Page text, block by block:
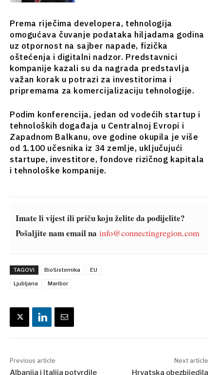
Vijesti
Događaji
O
kulturi
Sport
Lifestyle
Putovanja
i piće
Magazin
Subscribe
Događaji
O kulturi
Sport
Lifestyle
Putovanja
Hrana i
Magazin
Western
Balkans
2030
Prema riječima developera, tehnologija
omogućava čuvanje podataka hiljadama godina
uz otpornost na sajber napade, fizička
oštećenja i digitalni nadzor. Predstavnici
kompanije kazali su da nagrada predstavlja
važan korak u potrazi za investitorima i
pripremama za komercijalizaciju tehnologije.
Podim konferencija, jedan od vodećih startup i
tehnoloških događaja u Centralnoj Evropi i
Zapadnom Balkanu, ove godine okupila je više
od 1.100 učesnika iz 34 zemlje, uključujući
startupe, investitore, fondove rizičnog kapitala
i tehnološke kompanije.
Imate li vijest ili priču koju želite da podijelite?
Pošaljite nam email na info@connectingregion.com
TAGOVI BioSistemika
EU
Ljubljana
Maribor
Previous article
Albanija i Italija potvrdile
Next article
Hrvatska obezbijedila